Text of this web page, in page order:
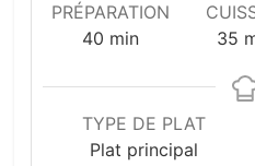
PRÉPARATION
40minutes
min
35
TYPE DE PLAT
Plat principal